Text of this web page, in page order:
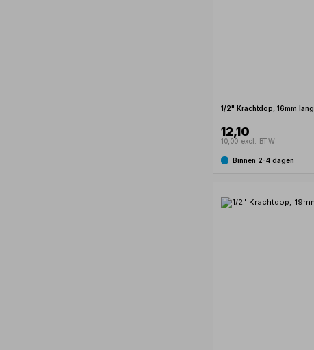
1/2" Krachtdop, 16mm lang
12,10
10,00 excl. BTW
Binnen 2-4 dagen